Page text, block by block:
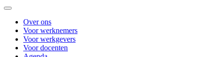
Over ons
Voor werknemers
Voor werkgevers
Voor docenten